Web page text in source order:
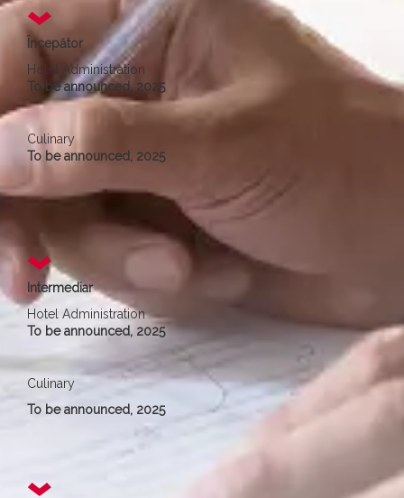
Începător
Hotel Administration
To be announced, 2025
Culinary
To be announced, 2025
Intermediar
Hotel Administration
To be announced, 2025
Culinary
To be announced, 2025